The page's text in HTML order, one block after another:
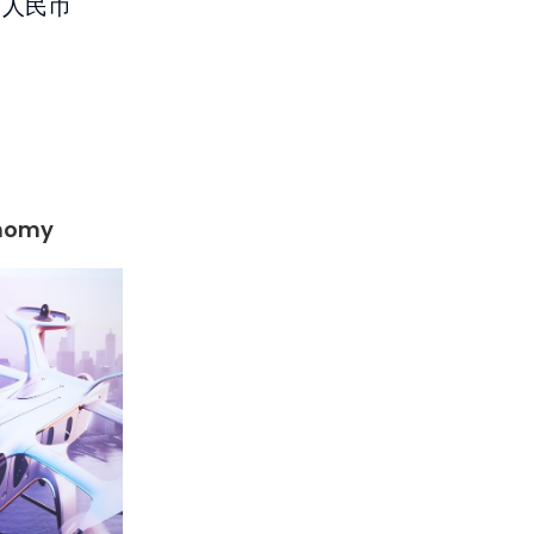
民币